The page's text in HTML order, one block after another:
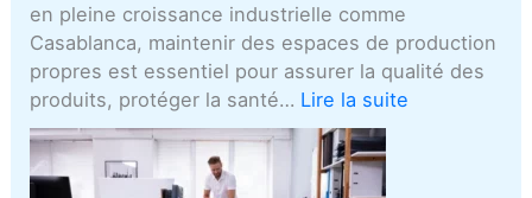
en pleine croissance industrielle comme
Casablanca, maintenir des espaces de production
propres est essentiel pour assurer la qualité des
produits, protéger la santé… Lire la suite